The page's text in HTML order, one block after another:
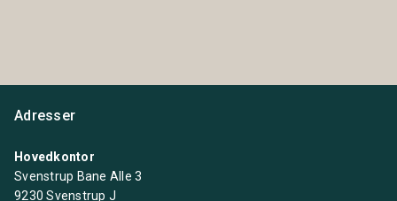
Adresser
Hovedkontor
Svenstrup Bane Alle 3
9230 Svenstrup J